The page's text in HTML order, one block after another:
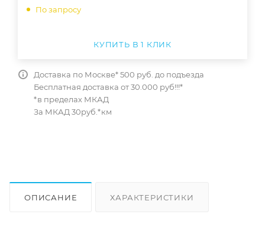
По запросу
КУПИТЬ В 1 КЛИК
Доставка по Москве* 500 руб. до подъезда
Бесплатная доставка от 30.000 руб!!!*
*в пределах МКАД
За МКАД 30руб.*км
ОПИСАНИЕ ХАРАКТЕРИСТИКИ